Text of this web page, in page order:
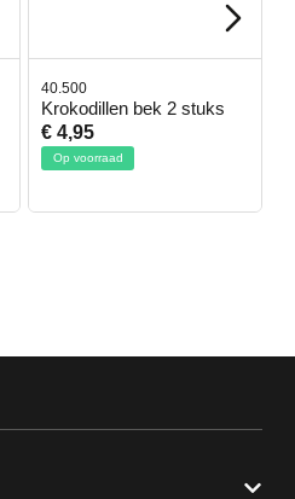
40.500
Krokodillen bek 2 stuks
€ 4,95
Op voorraad